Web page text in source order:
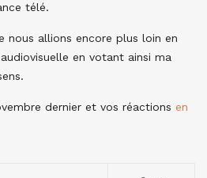
télé.
nous allions encore plus loin en
en votant ainsi ma
dernier et vos réactions en